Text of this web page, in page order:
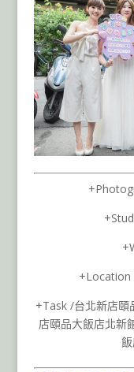
+Location
+Task /台北新店頤
店頤品大飯店北新